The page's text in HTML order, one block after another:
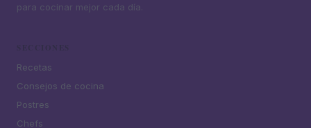
para cocinar mejor cada día.
Recetas
Consejos de cocina
Postres
Chefs